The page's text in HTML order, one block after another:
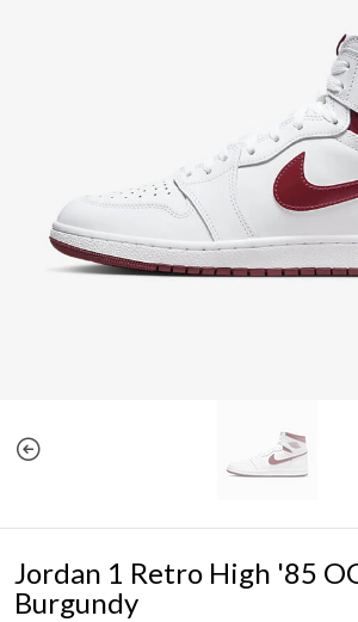
Jordan 1 Retro High '85
Burgundy